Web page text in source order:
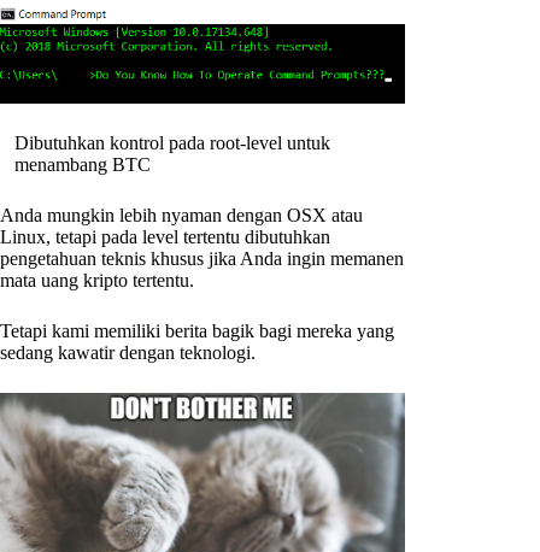
Dibutuhkan kontrol pada root-level untuk
menambang BTC
Anda mungkin lebih nyaman dengan OSX atau
Linux, tetapi pada level tertentu dibutuhkan
pengetahuan teknis khusus jika Anda ingin memanen
mata uang kripto tertentu.
Tetapi kami memiliki berita bagik bagi mereka yang
sedang kawatir dengan teknologi.